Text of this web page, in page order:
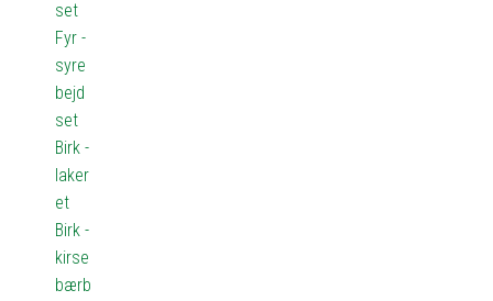
set
Fyr -
syre
bejd
set
Birk -
laker
et
Birk -
kirse
bærb